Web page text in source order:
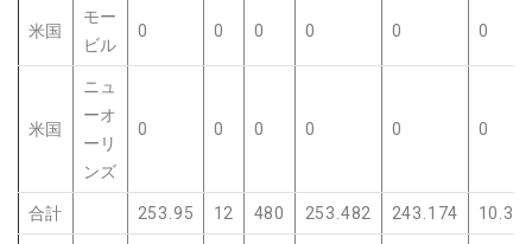
米国
モー
ビル
0 0 0 0 0 0
米国
ニュ
ーオ
ーリ
ンズ
0 0 0 0 0 0
合計 253.95 12 480 253.482 243.174